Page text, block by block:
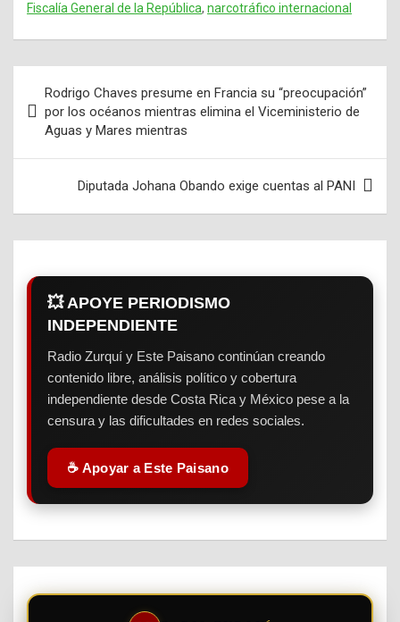
Fiscalía General de la República, narcotráfico internacional
Navegación
de
Rodrigo Chaves presume en Francia su “preocupación”
por los océanos mientras elimina el Viceministerio de
Aguas y Mares mientras
Diputada Johana Obando exige cuentas al PANI
💥 APOYE PERIODISMO
INDEPENDIENTE
Radio Zurquí y Este Paisano continúan creando
contenido libre, análisis político y cobertura
independiente desde Costa Rica y México pese a la
censura y las dificultades en redes sociales.
☕ Apoyar a Este Paisano